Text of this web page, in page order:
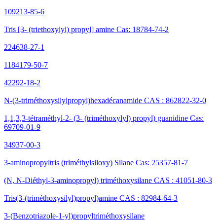
109213-85-6
Tris [3- (triethoxylyl) propyl] amine Cas: 18784-74-2
224638-27-1
1184179-50-7
42292-18-2
N-(3-triméthoxysilylpropyl)hexadécanamide CAS : 862822-32-0
1,1,3,3-tétraméthyl-2- (3- (triméthoxylyl) propyl) guanidine Cas:
69709-01-9
34937-00-3
3-aminopropyltris (triméthylsiloxy) Silane Cas: 25357-81-7
(N, N-Diéthyl-3-aminopropyl) triméthoxysilane CAS : 41051-80-3
Tris(3-(triméthoxysilyl)propyl)amine CAS : 82984-64-3
3-(Benzotriazole-1-yl)propyltriméthoxysilane